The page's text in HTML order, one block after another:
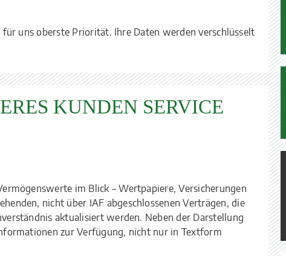
uns oberste Priorität. Ihre Daten werden verschlüsselt
KUNDEN SERVICE
im Blick – Wertpapiere, Versicherungen
nicht über IAF abgeschlossenen Verträgen, die
aktualisiert werden. Neben der Darstellung
zur Verfügung, nicht nur in Textform